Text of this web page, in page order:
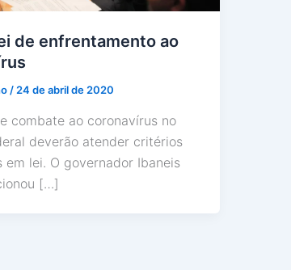
de enfrentamento ao
/ 24 de abril de 2020
combate ao coronavírus no
deverão atender critérios
em lei. O governador Ibaneis
[…]